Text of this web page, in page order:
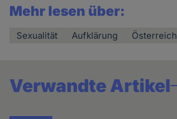
Mehr lesen über:
Sexualität Aufklärung Österreich
Verwandte Artikel